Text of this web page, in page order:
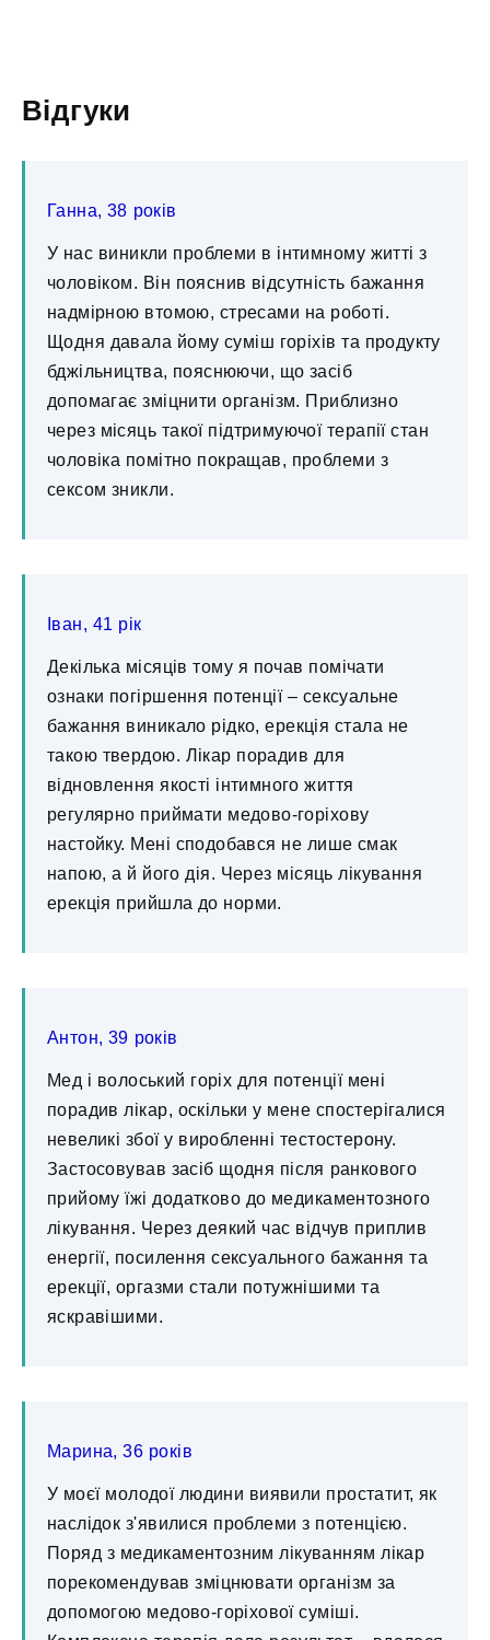
Відгуки
Ганна, 38 років
У нас виникли проблеми в інтимному житті з
чоловіком. Він пояснив відсутність бажання
надмірною втомою, стресами на роботі.
Щодня давала йому суміш горіхів та продукту
бджільництва, пояснюючи, що засіб
допомагає зміцнити організм. Приблизно
через місяць такої підтримуючої терапії стан
чоловіка помітно покращав, проблеми з
сексом зникли.
Іван, 41 рік
Декілька місяців тому я почав помічати
ознаки погіршення потенції – сексуальне
бажання виникало рідко, ерекція стала не
такою твердою. Лікар порадив для
відновлення якості інтимного життя
регулярно приймати медово-горіхову
настойку. Мені сподобався не лише смак
напою, а й його дія. Через місяць лікування
ерекція прийшла до норми.
Антон, 39 років
Мед і волоський горіх для потенції мені
порадив лікар, оскільки у мене спостерігалися
невеликі збої у виробленні тестостерону.
Застосовував засіб щодня після ранкового
прийому їжі додатково до медикаментозного
лікування. Через деякий час відчув приплив
енергії, посилення сексуального бажання та
ерекції, оргазми стали потужнішими та
яскравішими.
Марина, 36 років
У моєї молодої людини виявили простатит, як
наслідок з'явилися проблеми з потенцією.
Поряд з медикаментозним лікуванням лікар
порекомендував зміцнювати організм за
допомогою медово-горіхової суміші.